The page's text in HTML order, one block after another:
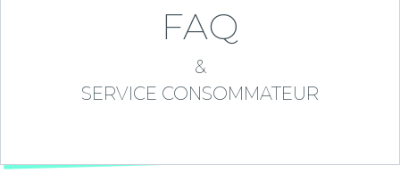
FAQ
&
SERVICE CONSOMMATEUR